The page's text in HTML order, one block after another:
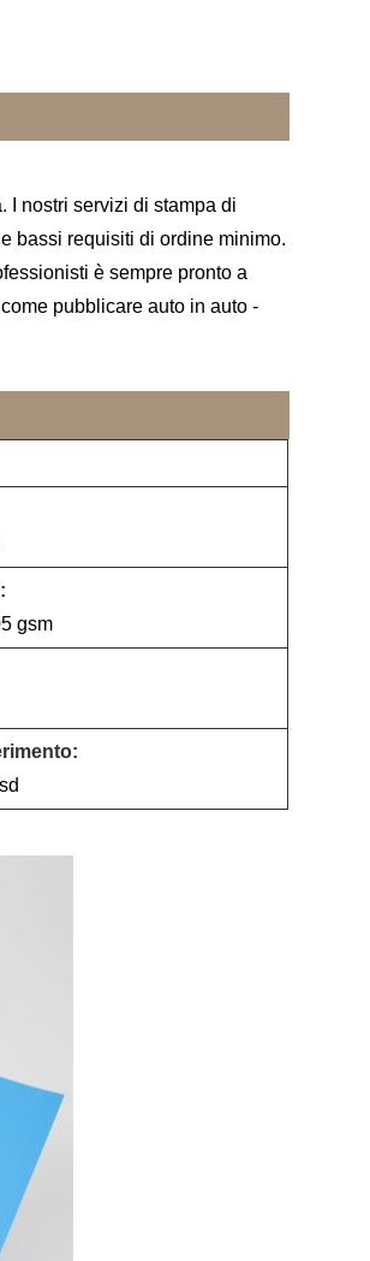
I nostri servizi di stampa di
bassi requisiti di ordine minimo.
è sempre pronto a
pubblicare auto in auto -
gsm